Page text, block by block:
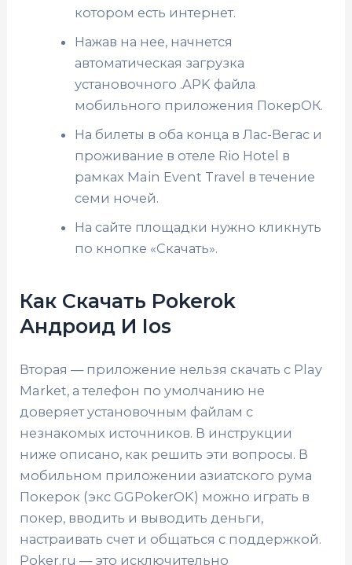
котором есть интернет.
Нажав на нее, начнется
автоматическая загрузка
установочного .APK файла
мобильного приложения ПокерОК.
На билеты в оба конца в Лас-Вегас и
проживание в отеле Rio Hotel в
рамках Main Event Travel в течение
семи ночей.
На сайте площадки нужно кликнуть
по кнопке «Скачать».
Как Скачать Pokerok
Андроид И Ios
Вторая — приложение нельзя скачать с Play
Market, а телефон по умолчанию не
доверяет установочным файлам с
незнакомых источников. В инструкции
ниже описано, как решить эти вопросы. В
мобильном приложении азиатского рума
Покерок (экс GGPokerOK) можно играть в
покер, вводить и выводить деньги,
настраивать счет и общаться с поддержкой.
Poker.ru — это исключительно